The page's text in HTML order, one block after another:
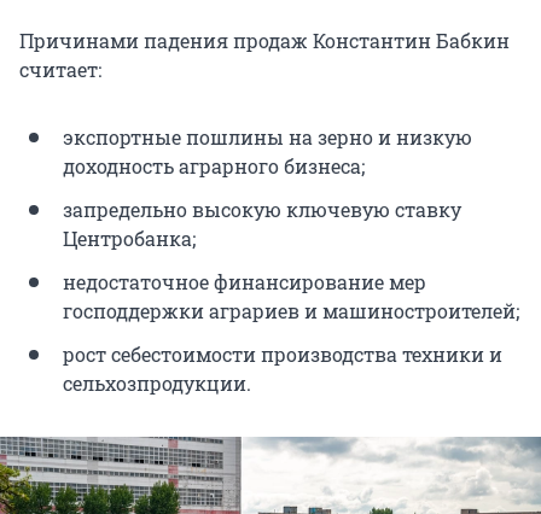
Причинами падения продаж Константин Бабкин
считает:
экспортные пошлины на зерно и низкую
доходность аграрного бизнеса;
запредельно высокую ключевую ставку
Центробанка;
недостаточное финансирование мер
господдержки аграриев и машиностроителей;
рост себестоимости производства техники и
сельхозпродукции.